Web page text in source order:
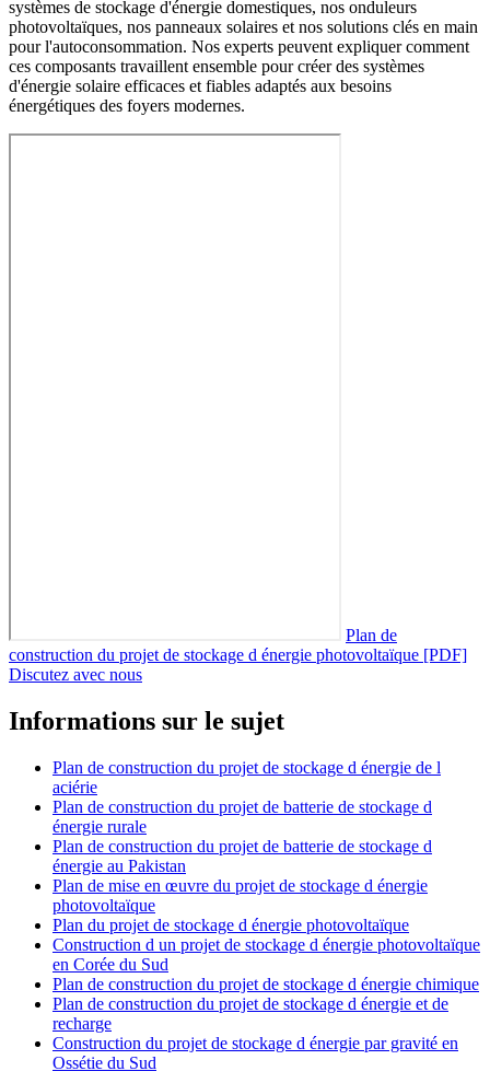
systèmes de stockage d'énergie domestiques, nos onduleurs
photovoltaïques, nos panneaux solaires et nos solutions clés en main
pour l'autoconsommation. Nos experts peuvent expliquer comment
ces composants travaillent ensemble pour créer des systèmes
d'énergie solaire efficaces et fiables adaptés aux besoins
énergétiques des foyers modernes.
Plan de
construction du projet de stockage d énergie photovoltaïque [PDF]
Discutez avec nous
Informations sur le sujet
Plan de construction du projet de stockage d énergie de l
aciérie
Plan de construction du projet de batterie de stockage d
énergie rurale
Plan de construction du projet de batterie de stockage d
énergie au Pakistan
Plan de mise en œuvre du projet de stockage d énergie
photovoltaïque
Plan du projet de stockage d énergie photovoltaïque
Construction d un projet de stockage d énergie photovoltaïque
en Corée du Sud
Plan de construction du projet de stockage d énergie chimique
Plan de construction du projet de stockage d énergie et de
recharge
Construction du projet de stockage d énergie par gravité en
Ossétie du Sud